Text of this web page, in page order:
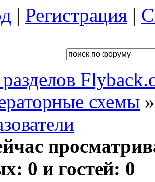
| Регистрация|
схемы
0 и гостей: 0